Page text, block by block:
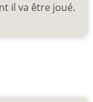
il va être joué.